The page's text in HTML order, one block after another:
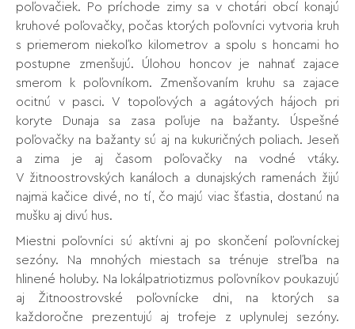
poľovačiek. Po príchode zimy sa v chotári obcí konajú
kruhové poľovačky, počas ktorých poľovníci vytvoria kruh
s priemerom niekoľko kilometrov a spolu s honcami ho
postupne zmenšujú. Úlohou honcov je nahnať zajace
smerom k poľovníkom. Zmenšovaním kruhu sa zajace
ocitnú v pasci. V topoľových a agátových hájoch pri
koryte Dunaja sa zasa poľuje na bažanty. Úspešné
poľovačky na bažanty sú aj na kukuričných poliach. Jeseň
a zima je aj časom poľovačky na vodné vtáky.
V žitnoostrovských kanáloch a dunajských ramenách žijú
najmä kačice divé, no tí, čo majú viac šťastia, dostanú na
mušku aj divú hus.
Miestni poľovníci sú aktívni aj po skončení poľovníckej
sezóny. Na mnohých miestach sa trénuje streľba na
hlinené holuby. Na lokálpatriotizmus poľovníkov poukazujú
aj Žitnoostrovské poľovnícke dni, na ktorých sa
každoročne prezentujú aj trofeje z uplynulej sezóny.